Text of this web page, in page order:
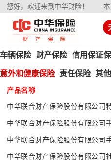
您好，欢迎来到中华财险！
车辆保险 财产保险 信用保证
意外和健康保险 责任保险 其
产品名称
中华联合财产保险股份有限公司